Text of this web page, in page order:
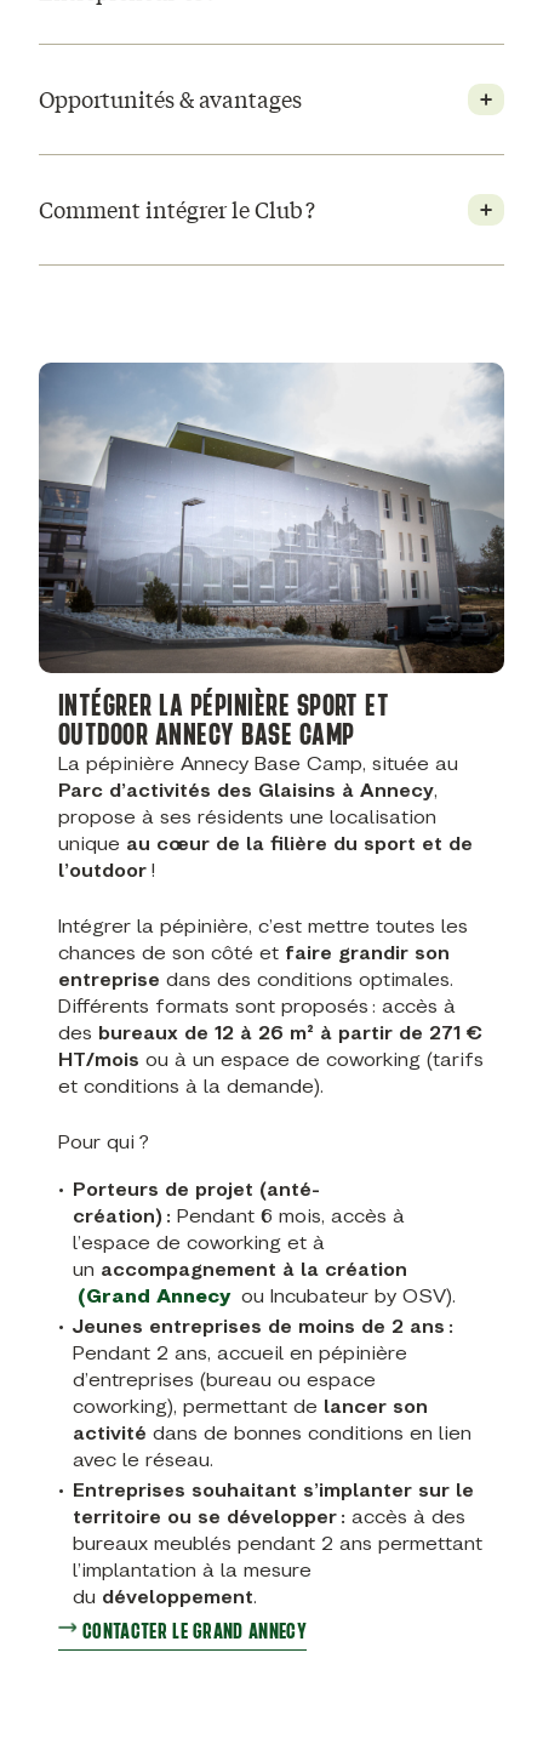
Opportunités & avantages
Comment intégrer le Club ?
INTÉGRER LA PÉPINIÈRE SPORT ET
OUTDOOR ANNECY BASE CAMP
La pépinière Annecy Base Camp, située au
Parc d’activités des Glaisins à Annecy,
propose à ses résidents une localisation
unique au cœur de la filière du sport et de
l’outdoor !
Intégrer la pépinière, c’est mettre toutes les
chances de son côté et faire grandir son
entreprise dans des conditions optimales.
Différents formats sont proposés : accès à
des bureaux de 12 à 26 m² à partir de 271 €
HT/mois ou à un espace de coworking (tarifs
et conditions à la demande).
Pour qui ?
Porteurs de projet (anté-
création) : Pendant 6 mois, accès à
l’espace de coworking et à
un accompagnement à la création
(Grand Annecy ou Incubateur by OSV).
Jeunes entreprises de moins de 2 ans :
Pendant 2 ans, accueil en pépinière
d’entreprises (bureau ou espace
coworking), permettant de lancer son
activité dans de bonnes conditions en lien
avec le réseau.
Entreprises souhaitant s’implanter sur le
territoire ou se développer : accès à des
bureaux meublés pendant 2 ans permettant
l’implantation à la mesure
du développement.
CONTACTER LE GRAND ANNECY